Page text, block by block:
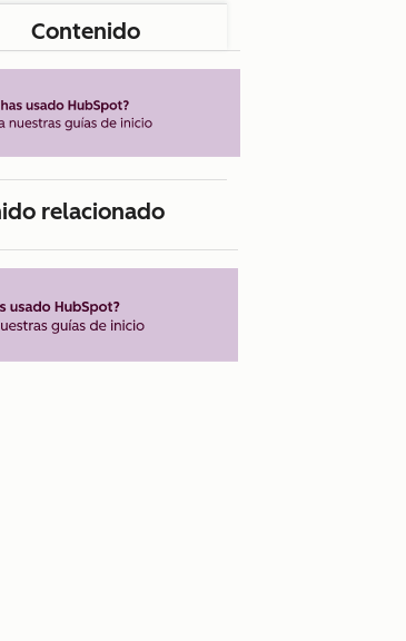
Contenido
relacionado